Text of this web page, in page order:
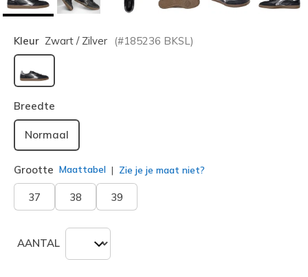
Kleur Zwart / Zilver (#185236 BKSL )
geselecteerd
Breedte
Normaal
Grootte Maattabel Zie je je maat niet?
37 38 39
AANTAL